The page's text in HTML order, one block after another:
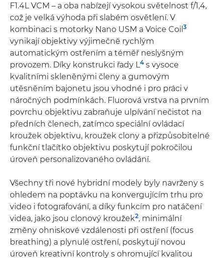
F1.4L VCM – a oba nabízejí vysokou světelnost f/1,4,
což je velká výhoda při slabém osvětlení. V
kombinaci s motorky Nano USM a Voice Coil 3
vynikají objektivy výjimečně rychlým
automatickým ostřením a téměř neslyšným
provozem. Díky konstrukci řady L 4 s vysoce
kvalitními skleněnými členy a gumovým
utěsněním bajonetu jsou vhodné i pro práci v
náročných podmínkách. Fluorová vrstva na prvním
povrchu objektivu zabraňuje ulpívání nečistot na
předních členech, zatímco speciální ovládací
kroužek objektivu, kroužek clony a přizpůsobitelné
funkční tlačítko objektivu poskytují pokročilou
úroveň personalizovaného ovládání.
Všechny tři nové hybridní modely byly navrženy s
ohledem na poptávku na konvergujícím trhu pro
video i fotografování, a díky funkcím pro natáčení
videa, jako jsou clonový kroužek2, minimální
změny ohniskové vzdálenosti při ostření (focus
breathing) a plynulé ostření, poskytují novou
úroveň kreativní kontroly s ohromující kvalitou